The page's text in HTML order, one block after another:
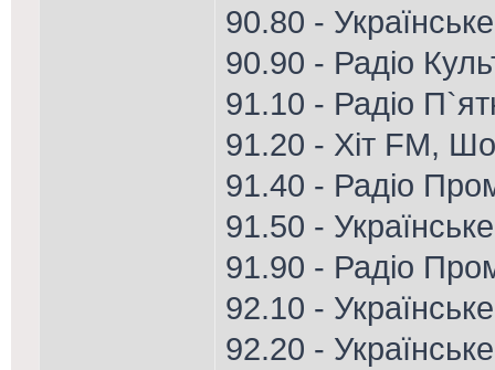
90.80 -
90.90 - Радіо
91.10 - Радіо
91.20 - Хіт FM,
91.40 - Радіо
91.50 -
91.90 - Радіо
92.10 -
92.20 -